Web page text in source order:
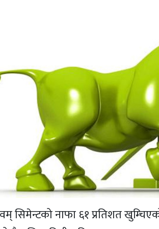
सिमेन्टको नाफा ६१ प्रतिशत